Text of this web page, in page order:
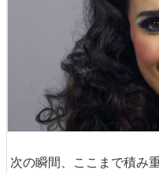
次の瞬間、ここまで積み